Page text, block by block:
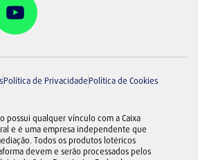
Política de Privacidade Política de Cookies
possui qualquer vínculo com a Caixa
e é uma empresa independente que
Todos os produtos lotéricos
devem e serão processados pelos